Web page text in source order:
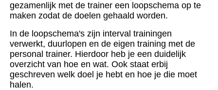
gezamenlijk met de trainer een loopschema op te
maken zodat de doelen gehaald worden.
In de loopschema's zijn interval trainingen
verwerkt, duurlopen en de eigen training met de
personal trainer. Hierdoor heb je een duidelijk
overzicht van hoe en wat. Ook staat erbij
geschreven welk doel je hebt en hoe je die moet
halen.